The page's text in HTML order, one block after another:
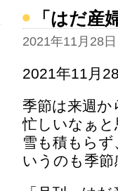
「はだ産
2021年11月28
2021年11月
季節は来週か
忙しいなぁ
雪も積もら
いうのも季